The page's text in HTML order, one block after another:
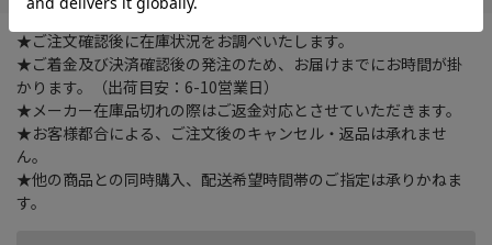
★ご注文確認後に在庫状況をお調べいたします。
★ご着金及び決済確認後の発注のため、お届けまでにお時間が掛
かります。（出荷目安：6-10営業日）
★メーカー在庫品切れの際はご返金対応とさせていただきます。
★お客様都合による、ご注文後のキャンセル・返品は承れませ
ん。
★他の商品との同時購入、配送希望時間帯のご指定は承りかねま
す。